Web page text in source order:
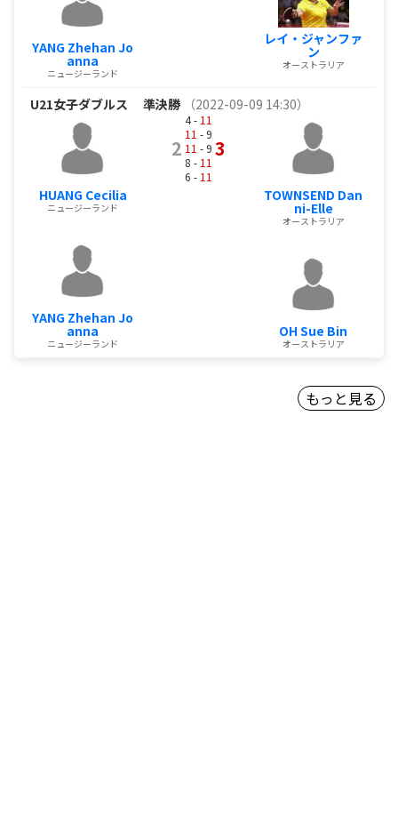
YANG Zhehan Jo
anna
ニュージーランド
レイ・ジャンファ
ン
オーストラリア
U21女子ダブルス 準決勝 （2022-09-09 14:30）
HUANG Cecilia
ニュージーランド
YANG Zhehan Jo
anna
ニュージーランド
2
4 - 11
11 - 9
11 - 9
8 - 11
6 - 11
3
TOWNSEND Dan
ni-Elle
オーストラリア
OH Sue Bin
オーストラリア
もっと見る